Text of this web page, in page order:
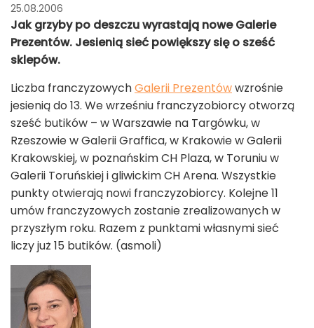
25.08.2006
Jak grzyby po deszczu wyrastają nowe Galerie
Prezentów. Jesienią sieć powiększy się o sześć
sklepów.
Liczba franczyzowychGalerii Prezentówwzrośnie
jesienią do 13. We wrześniu franczyzobiorcy otworzą
sześć butików – w Warszawie na Targówku, w
Rzeszowie w Galerii Graffica, w Krakowie w Galerii
Krakowskiej, w poznańskim CH Plaza, w Toruniu w
Galerii Toruńskiej i gliwickim CH Arena. Wszystkie
punkty otwierają nowi franczyzobiorcy. Kolejne 11
umów franczyzowych zostanie zrealizowanych w
przyszłym roku. Razem z punktami własnymi sieć
liczy już 15 butików. (asmoli)